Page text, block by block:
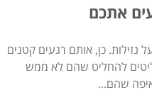
אתכם
נזילות. כן, אותם רגעים קטנים
להחליט שהם לא ממש
שהם...